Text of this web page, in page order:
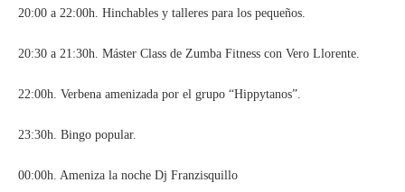
20:00 a 22:00h. Hinchables y talleres para los pequeños.
20:30 a 21:30h. Máster Class de Zumba Fitness con Vero Llorente.
22:00h. Verbena amenizada por el grupo “Hippytanos”.
23:30h. Bingo popular.
00:00h. Ameniza la noche Dj Franzisquillo